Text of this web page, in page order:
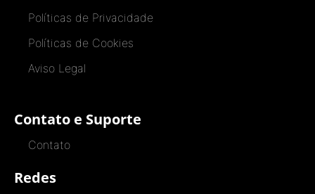
Políticas de Privacidade
Políticas de Cookies
Aviso Legal
Contato e Suporte
Contato
Redes